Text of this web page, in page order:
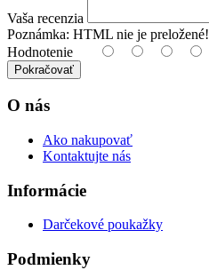
Vaša recenzia
Poznámka: HTML nie je preložené!
Hodnotenie
Pokračovať
O nás
Ako nakupovať
Kontaktujte nás
Informácie
Darčekové poukažky
Podmienky